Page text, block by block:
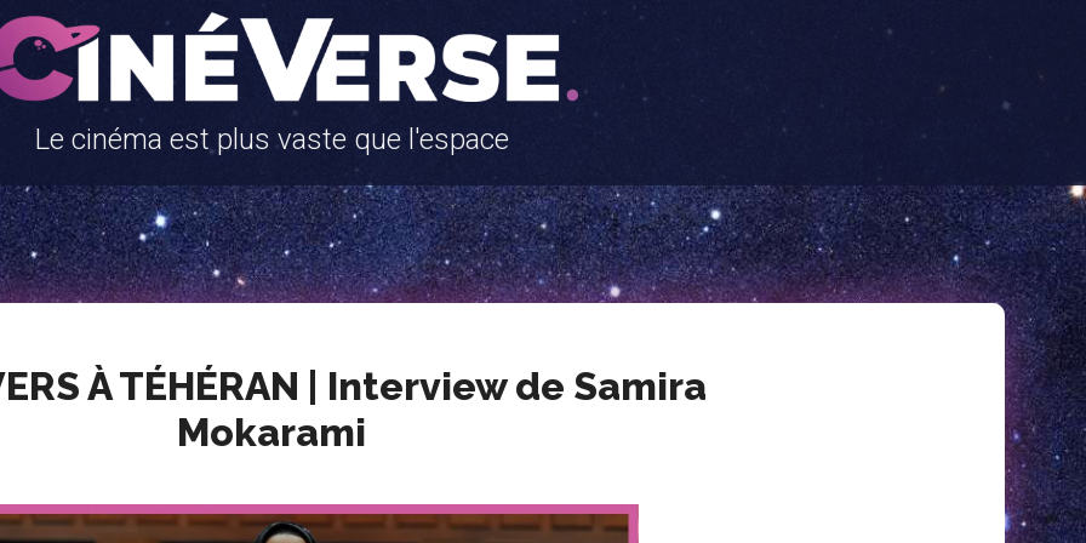
Le cinéma est plus vaste que l'espace
À TÉHÉRAN | Interview de Samira
Mokarami